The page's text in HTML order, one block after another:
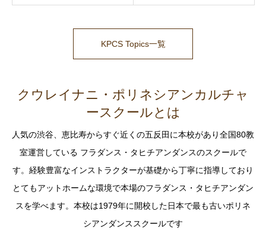
KPCS Topics一覧
クウレイナニ・ポリネシアンカルチャ
ースクールとは
人気の渋谷、恵比寿からすぐ近くの五反田に本校があり全国80教
室運営している フラダンス・タヒチアンダンスのスクールで
す。経験豊富なインストラクターが基礎から丁寧に指導しており
とてもアットホームな環境で本場のフラダンス・タヒチアンダン
スを学べます。本校は1979年に開校した日本で最も古いポリネ
シアンダンススクールです